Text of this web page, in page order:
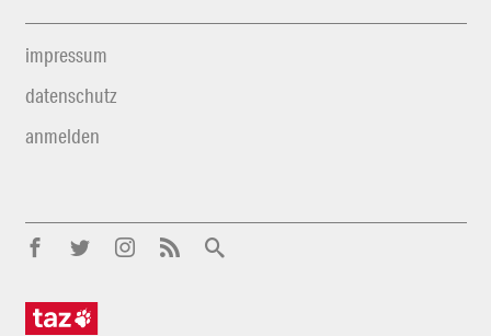
impressum
datenschutz
anmelden